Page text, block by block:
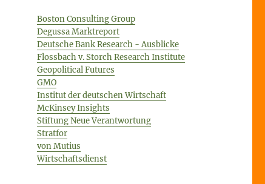
Boston Consulting Group
Degussa Marktreport
Deutsche Bank Research - Ausblicke
Flossbach v. Storch Research Institute
Geopolitical Futures
GMO
Institut der deutschen Wirtschaft
McKinsey Insights
Stiftung Neue Verantwortung
Stratfor
von Mutius
Wirtschaftsdienst